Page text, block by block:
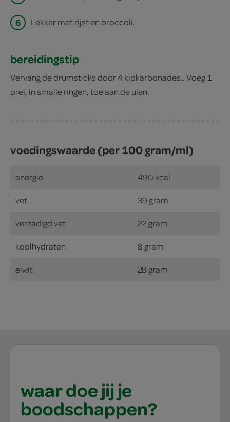
6 Lekker met rijst en broccoli.
bereidingstip
Vervang de drumsticks door 4 kipkarbonades.. Voeg 1
prei, in smalle ringen, toe aan de uien.
voedingswaarde (per 100 gram/ml)
energie 490 kcal
vet 39 gram
verzadigd vet 22 gram
koolhydraten 8 gram
eiwit 28 gram
waar doe jij je
boodschappen?